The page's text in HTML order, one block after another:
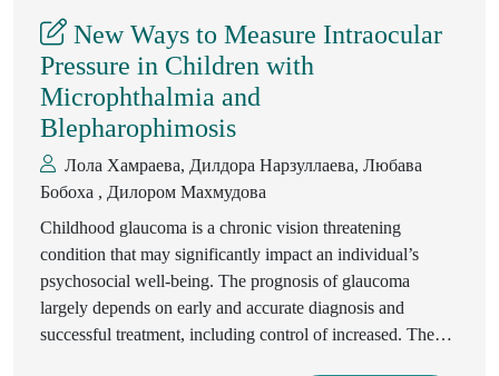
New Ways to Measure Intraocular
Pressure in Children with
Microphthalmia and
Blepharophimosis
Лола Хамраева, Дилдора Нарзуллаева, Любава
Бобоха , Дилором Махмудова
Childhood glaucoma is a chronic vision threatening
condition that may significantly impact an individual’s
psychosocial well-being. The prognosis of glaucoma
largely depends on early and accurate diagnosis and
successful treatment, including control of increased. The